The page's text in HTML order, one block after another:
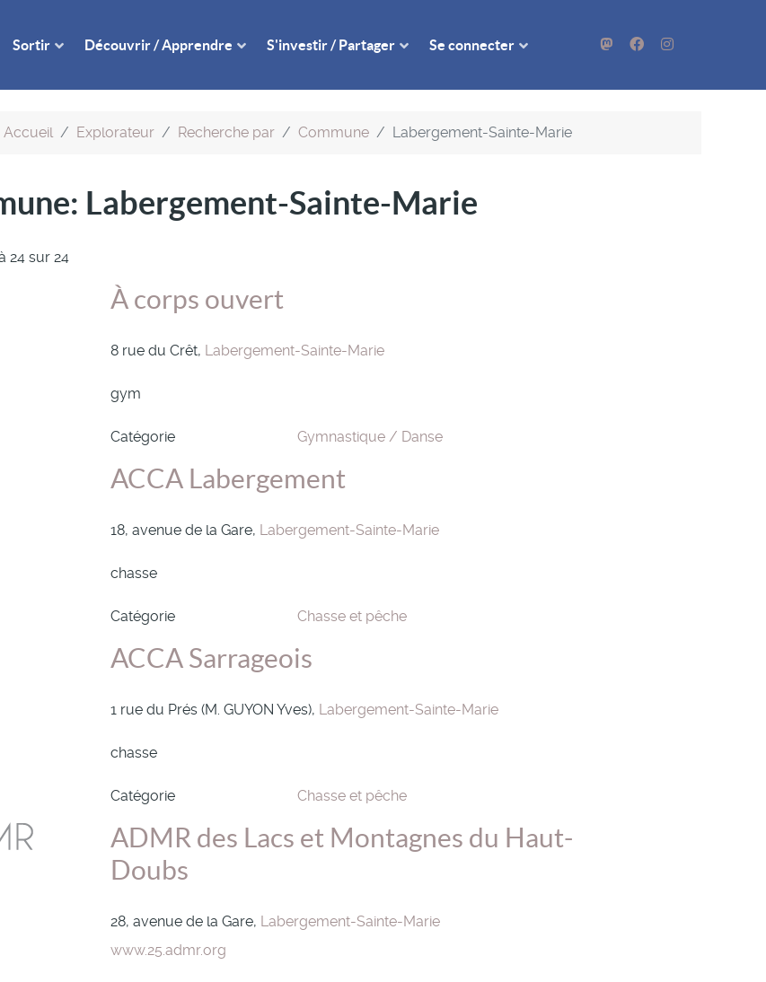
Sortir Découvrir / Apprendre S'investir / Partager Se connecter
Accueil Explorateur Recherche par Commune Labergement-Sainte-Marie
Labergement-Sainte-Marie
24 sur 24
À corps ouvert
8 rue du Crêt, Labergement-Sainte-Marie
gym
Catégorie Gymnastique / Danse
ACCA Labergement
18, avenue de la Gare, Labergement-Sainte-Marie
chasse
Catégorie Chasse et pêche
ACCA Sarrageois
1 rue du Prés (M. GUYON Yves), Labergement-Sainte-Marie
chasse
Catégorie Chasse et pêche
ADMR des Lacs et Montagnes du Haut-
Doubs
28, avenue de la Gare, Labergement-Sainte-Marie
www.25.admr.org